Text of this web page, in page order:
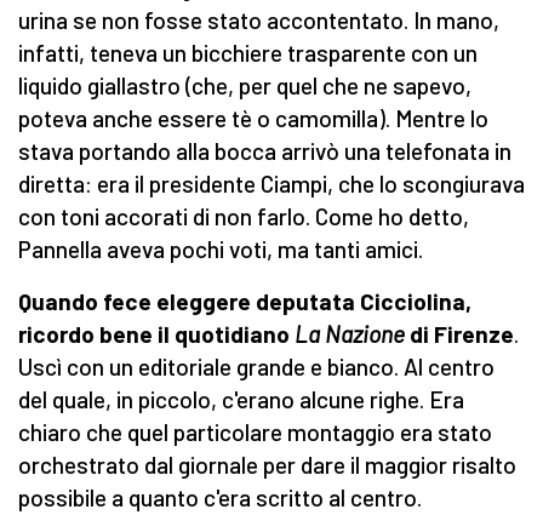
urina se non fosse stato accontentato. In mano,
infatti, teneva un bicchiere trasparente con un
liquido giallastro (che, per quel che ne sapevo,
poteva anche essere tè o camomilla). Mentre lo
stava portando alla bocca arrivò una telefonata in
diretta: era il presidente Ciampi, che lo scongiurava
con toni accorati di non farlo. Come ho detto,
Pannella aveva pochi voti, ma tanti amici.
Quando fece eleggere deputata Cicciolina,
ricordo bene il quotidiano La Nazione di Firenze.
Uscì con un editoriale grande e bianco. Al centro
del quale, in piccolo, c'erano alcune righe. Era
chiaro che quel particolare montaggio era stato
orchestrato dal giornale per dare il maggior risalto
possibile a quanto c'era scritto al centro.